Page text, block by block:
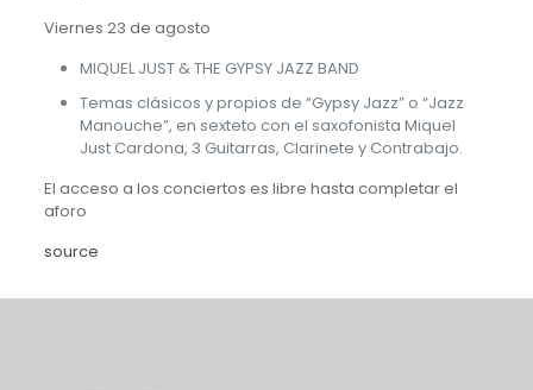
Viernes 23 de agosto
MIQUEL JUST & THE GYPSY JAZZ BAND
Temas clásicos y propios de “Gypsy Jazz” o “Jazz
Manouche”, en sexteto con el saxofonista Miquel
Just Cardona, 3 Guitarras, Clarinete y Contrabajo.
El acceso a los conciertos es libre hasta completar el
aforo
source